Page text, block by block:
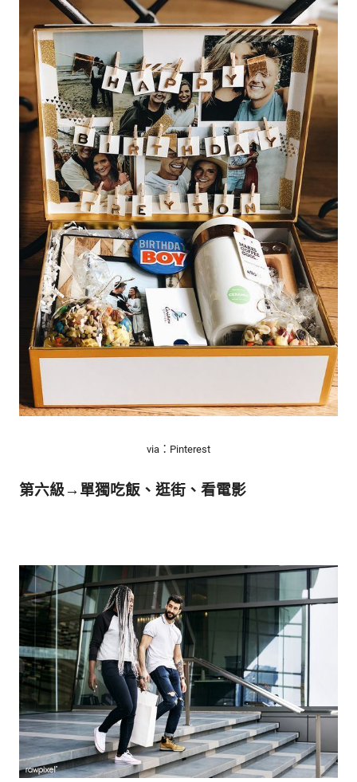
via：Pinterest
第六級→單獨吃飯、逛街、看電影